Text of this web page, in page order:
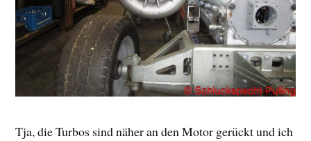
Tja, die Turbos sind näher an den Motor gerückt und ich